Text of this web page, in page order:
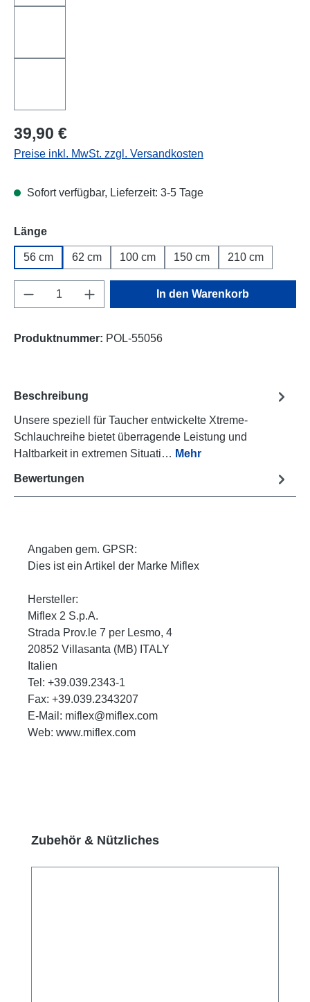
Regulärer Preis:
39,90 €
Preise inkl. MwSt. zzgl. Versandkosten
Sofort verfügbar, Lieferzeit: 3-5 Tage
Längeauswählen
56 cm 62 cm 100 cm 150 cm 210 cm
Produkt Anzahl: Gib den gewünschten
In den Warenkorb
Produktnummer: POL-55056
Beschreibung
Unsere speziell für Taucher entwickelte Xtreme-
Schlauchreihe bietet überragende Leistung und
Haltbarkeit in extremen Situati… Mehr
Bewertungen
Angaben gem. GPSR:
Dies ist ein Artikel der Marke Miflex
Hersteller:
Miflex 2 S.p.A.
Strada Prov.le 7 per Lesmo, 4
20852 Villasanta (MB) ITALY
Italien
Tel: +39.039.2343-1
Fax: +39.039.2343207
E-Mail: miflex@miflex.com
Web: www.miflex.com
Produktgalerie überspringen
Zubehör & Nützliches